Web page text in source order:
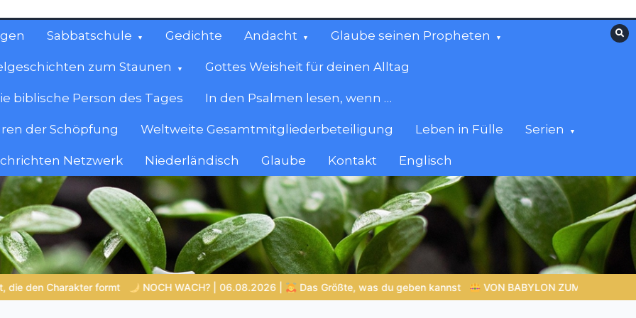
Sabbatschule Gedichte Andacht Glaube seinen Propheten
zum Staunen Gottes Weisheit für deinen Alltag
biblische Person des Tages In den Psalmen lesen, wenn …
der Schöpfung Weltweite Gesamtmitgliederbeteiligung Leben in Fülle Serien
Netzwerk Niederländisch Glaube Kontakt Englisch
| Das Größte, was du geben kannst VON BABYLON ZUM EWIGEN REICH | Kap.1 – Miniserie 4: Die prophetische